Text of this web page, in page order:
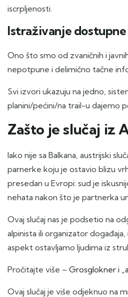
iscrpljenosti.
Istraživanje
Ono što smo od zvaničnih i
nepotpune i delimično tačne
Svi izvori ukazuju na jedno,
planini/pećini/na trail-u dajemo
Zašto je slučaj iz
Iako nije sa Balkana, austrijski
parnerke koju je ostavio blizu
presedan u Evropi: sud je
nehata nakon što je partnerka
Ovaj slučaj nas je podsetio na
alpinista ili organizator
aspekt ostavljamo ljudima iz
Pročitajte više – Grosglokner i
Ovaj slučaj je više odjeknuo na